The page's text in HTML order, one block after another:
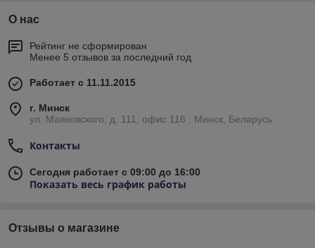
О нас
Рейтинг не сформирован
Менее 5 отзывов за последний год
Работает с 11.11.2015
г. Минск
ул. Маяковского, д. 111, офис 116 , Минск, Беларусь
Контакты
Сегодня работает с 09:00 до 16:00
Показать весь график работы
Отзывы о магазине